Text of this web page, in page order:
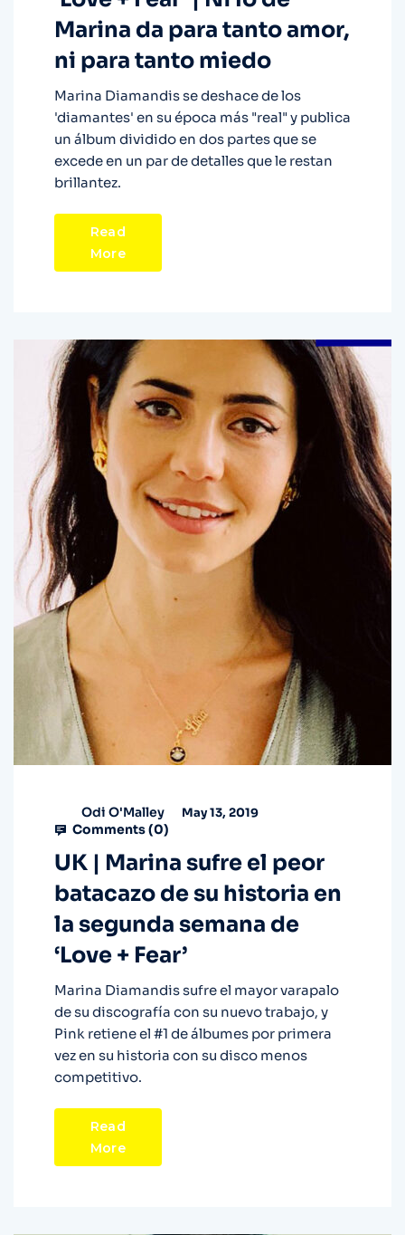
Marina da para tanto amor,
ni para tanto miedo
Marina Diamandis se deshace de los
'diamantes' en su época más "real" y publica
un álbum dividido en dos partes que se
excede en un par de detalles que le restan
brillantez.
Read
More
Odi O'Malley May 13, 2019
Comments (0)
UK | Marina sufre el peor
batacazo de su historia en
la segunda semana de
‘Love + Fear’
Marina Diamandis sufre el mayor varapalo
de su discografía con su nuevo trabajo, y
Pink retiene el #1 de álbumes por primera
vez en su historia con su disco menos
competitivo.
Read
More